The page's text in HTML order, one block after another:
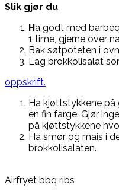
Slik gjør du
Ha godt med
1 time, gjerne over
Bak søtpoteten i
Lag brokkolisalat
oppskrift.
Ha kjøttstykkene
en fin farge. Gjør
på kjøttstykkene
Ha smør og mais i
brokkolisalaten.
Airfryet bbq ribs